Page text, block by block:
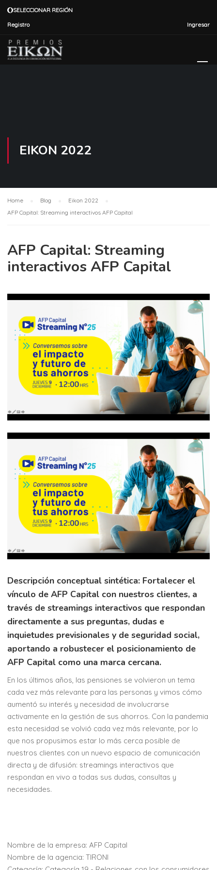
SELECCIONAR REGIÓN
Ingresar
Registro
EIKON 2022
Home Blog
Eikon 2022
AFP Capital: Streaming interactivos AFP Capital
AFP Capital: Streaming
interactivos AFP Capital
Descripción conceptual sintética: Fortalecer el
vínculo de AFP Capital con nuestros clientes, a
través de streamings interactivos que respondan
directamente a sus preguntas, dudas e
inquietudes previsionales y de seguridad social,
aportando a robustecer el posicionamiento de
AFP Capital como una marca cercana.
En los últimos años, las pensiones se volvieron un tema
cada vez más relevante para las personas y vimos cómo
aumentó su interés y necesidad de involucrarse
activamente en la gestión de sus ahorros. Con la pandemia
esta necesidad se volvió cada vez más relevante, por lo
que nos propusimos estar lo más cerca posible de
nuestros clientes con un nuevo espacio de comunicación
directa y de difusión: streamings interactivos que
respondan en vivo a todas sus dudas, consultas y
necesidades.
Nombre de la empresa: AFP Capital
Nombre de la agencia: TIRONI